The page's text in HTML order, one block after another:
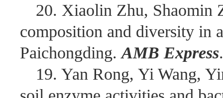
20. Xiaolin Zhu, Shaomin
composition and diversity in
Paichongding.AMB Express
19. Yan Rong, Yi Wang,